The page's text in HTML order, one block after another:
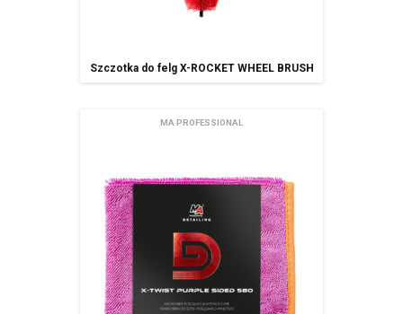
Szczotka do felg X-ROCKET WHEEL BRUSH
MA PROFESSIONAL
jej cofnięcie oraz posiada Pan/i prawo do przenoszenia danych,
tym również w formie profilowania.